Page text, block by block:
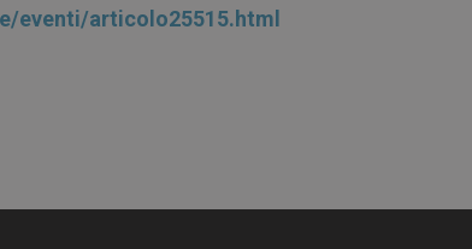
eventi/articolo25515.html